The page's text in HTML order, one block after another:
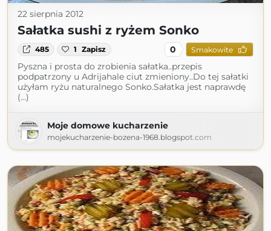
22 sierpnia 2012
Sałatka sushi z ryżem Sonko
485 1 Zapisz 0 Smakowite
Pyszna i prosta do zrobienia sałatka..przepis
podpatrzony u Adrijahale ciut zmieniony..Do tej sałatki
użyłam ryżu naturalnego Sonko.Sałatka jest naprawdę
(...)
Moje domowe kucharzenie
mojekucharzenie-bozena-1968.blogspot.com